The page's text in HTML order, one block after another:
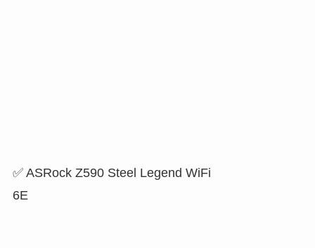
✅ ASRock Z590 Steel Legend WiFi
6E